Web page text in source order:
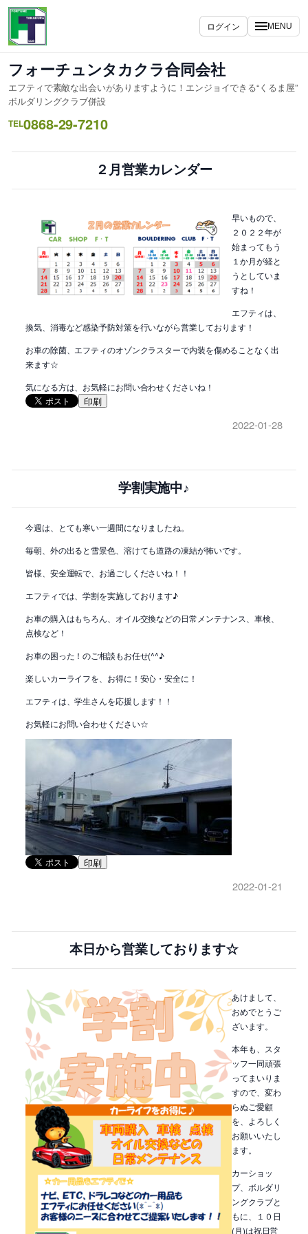
内
を
キ
ッ
プ
ログイン MENU
フォーチュンタカクラ合同会社
エフティで素敵な出会いがありますように！エンジョイできる“くるま屋”
ボルダリングクラブ併設
TEL0868-29-7210
２月営業カレンダー
早いもので、
２０２２年が
始まってもう
１か月が経と
うとしていま
すね！
エフティは、
換気、消毒など感染予防対策を行いながら営業しております！
お車の除菌、エフティのオゾンクラスターで内装を傷めることなく出
来ます☆
気になる方は、お気軽にお問い合わせくださいね！
印刷
2022-01-28
学割実施中♪
今週は、とても寒い一週間になりましたね。
毎朝、外の出ると雪景色、溶けても道路の凍結が怖いです。
皆様、安全運転で、お過ごしくださいね！！
エフティでは、学割を実施しております♪
お車の購入はもちろん、オイル交換などの日常メンテナンス、車検、
点検など！
お車の困った！のご相談もお任せ(^^♪
楽しいカーライフを、お得に！安心・安全に！
エフティは、学生さんを応援します！！
お気軽にお問い合わせください☆
印刷
2022-01-21
本日から営業しております☆
あけまして、
おめでとうご
ざいます。
本年も、スタ
ッフ一同頑張
ってまいりま
すので、変わ
らぬご愛顧
を、よろしく
お願いいたし
ます。
カーショッ
プ、ボルダリ
ングクラブと
もに、１０日
(月)は祝日営